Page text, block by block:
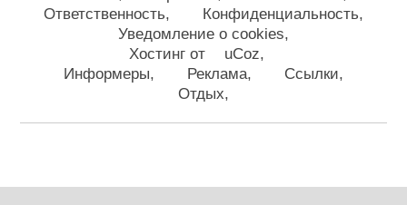
Ответственность
Конфиденциальность
Уведомление о cookies
Хостинг от
uCoz
Информеры
Реклама
Ссылки
Отдых